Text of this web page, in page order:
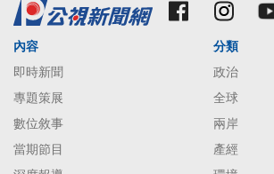
內容
即時新聞
專題策展
數位敘事
當期節目
分類
政治
全球
兩岸
產經